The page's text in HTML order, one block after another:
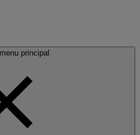
principal